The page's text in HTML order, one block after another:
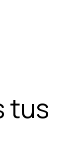
tus